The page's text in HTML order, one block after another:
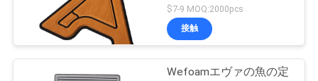
$7-9 MOQ:2000pcs
接触
Wefoamエヴァの魚の定